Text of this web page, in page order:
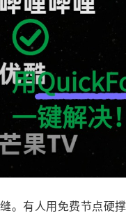
。有人用免费节点硬